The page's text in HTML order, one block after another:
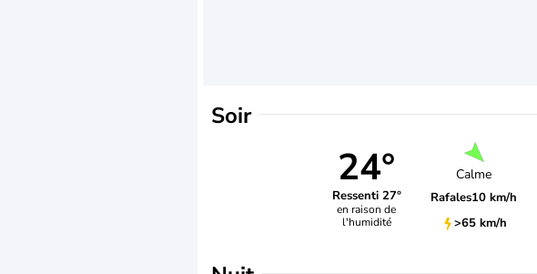
Soir
24°
Ressenti 27°
en raison de
l'humidité
Calme
Rafales10 km/h
>65 km/h